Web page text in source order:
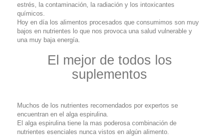
estrés, la contaminación, la radiación y los intoxicantes
químicos.
Hoy en día los alimentos procesados que consumimos son muy
bajos en nutrientes lo que nos provoca una salud vulnerable y
una muy baja energía.
El mejor de todos los
suplementos
Muchos de los nutrientes recomendados por expertos se
encuentran en el alga espirulina.
El alga espirulina tiene la mas poderosa combinación de
nutrientes esenciales nunca vistos en algún alimento.